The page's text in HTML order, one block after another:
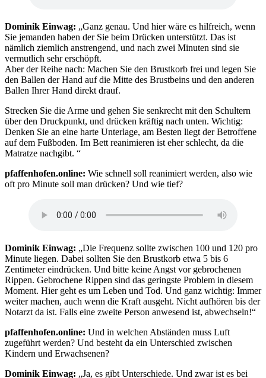
Dominik Einwag: „Ganz genau. Und hier wäre es hilfreich, wenn
Sie jemanden haben der Sie beim Drücken unterstützt. Das ist
nämlich ziemlich anstrengend, und nach zwei Minuten sind sie
vermutlich sehr erschöpft.
Aber der Reihe nach: Machen Sie den Brustkorb frei und legen Sie
den Ballen der Hand auf die Mitte des Brustbeins und den anderen
Ballen Ihrer Hand direkt drauf.
Strecken Sie die Arme und gehen Sie senkrecht mit den Schultern
über den Druckpunkt, und drücken kräftig nach unten. Wichtig:
Denken Sie an eine harte Unterlage, am Besten liegt der Betroffene
auf dem Fußboden. Im Bett reanimieren ist eher schlecht, da die
Matratze nachgibt. “
pfaffenhofen.online: Wie schnell soll reanimiert werden, also wie
oft pro Minute soll man drücken? Und wie tief?
Dominik Einwag: „Die Frequenz sollte zwischen 100 und 120 pro
Minute liegen. Dabei sollten Sie den Brustkorb etwa 5 bis 6
Zentimeter eindrücken. Und bitte keine Angst vor gebrochenen
Rippen. Gebrochene Rippen sind das geringste Problem in diesem
Moment. Hier geht es um Leben und Tod. Und ganz wichtig: Immer
weiter machen, auch wenn die Kraft ausgeht. Nicht aufhören bis der
Notarzt da ist. Falls eine zweite Person anwesend ist, abwechseln!“
pfaffenhofen.online: Und in welchen Abständen muss Luft
zugeführt werden? Und besteht da ein Unterschied zwischen
Kindern und Erwachsenen?
Dominik Einwag: „Ja, es gibt Unterschiede. Und zwar ist es bei